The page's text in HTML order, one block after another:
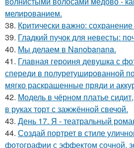
мелированием.
38. Критически важно:
39. Гладкий пучок для невесты:
40. Мы делаем в Nanobanana.
41. Главная героиня девушка с
спереди в полуретушированной
мягко раскрашенные пряди и
42. Модель в чёрном платье
в руках торт с зажжённой свечой.
43. День 17. Я - театральный
44. Создай портрет в стиле
фотографии с эффектом сочной,